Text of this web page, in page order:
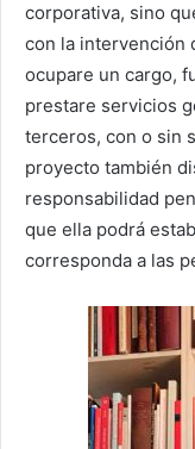
corporativa, sino
con la intervención
ocupare un cargo,
prestare servicios
terceros, con o sin
proyecto también
responsabilidad
que ella podrá
corresponda a las